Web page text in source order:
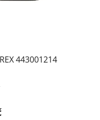
443001214